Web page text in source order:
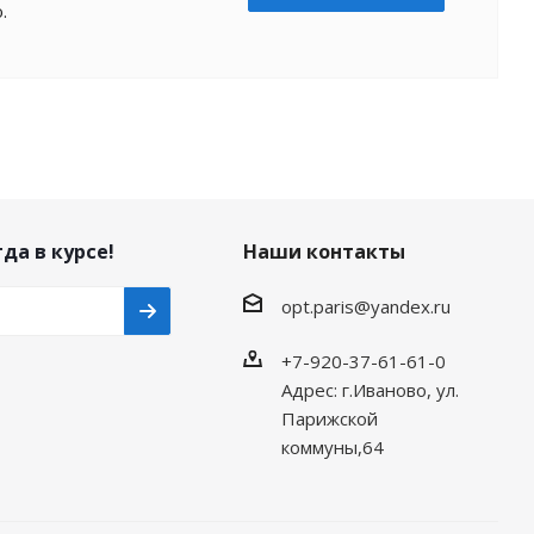
в курсе! Наши контакты
opt.paris@yandex.ru
+7-920-37-61-61-0
Адрес: г.Иваново, ул.
Парижской
коммуны,64